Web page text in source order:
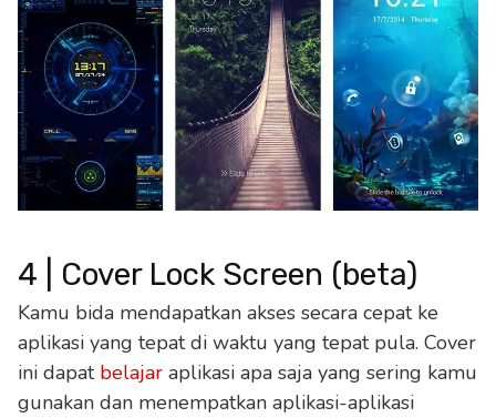
4 | Cover Lock Screen (beta)
Kamu bida mendapatkan akses secara cepat ke
aplikasi yang tepat di waktu yang tepat pula. Cover
ini dapat belajar aplikasi apa saja yang sering kamu
gunakan dan menempatkan aplikasi-aplikasi